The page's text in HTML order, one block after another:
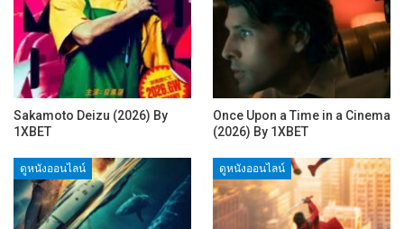
Sakamoto Deizu (2026) By
1XBET
Once Upon a Time in a Cinema
(2026) By 1XBET
ดูหนังออนไลน์ ดูหนังออนไลน์